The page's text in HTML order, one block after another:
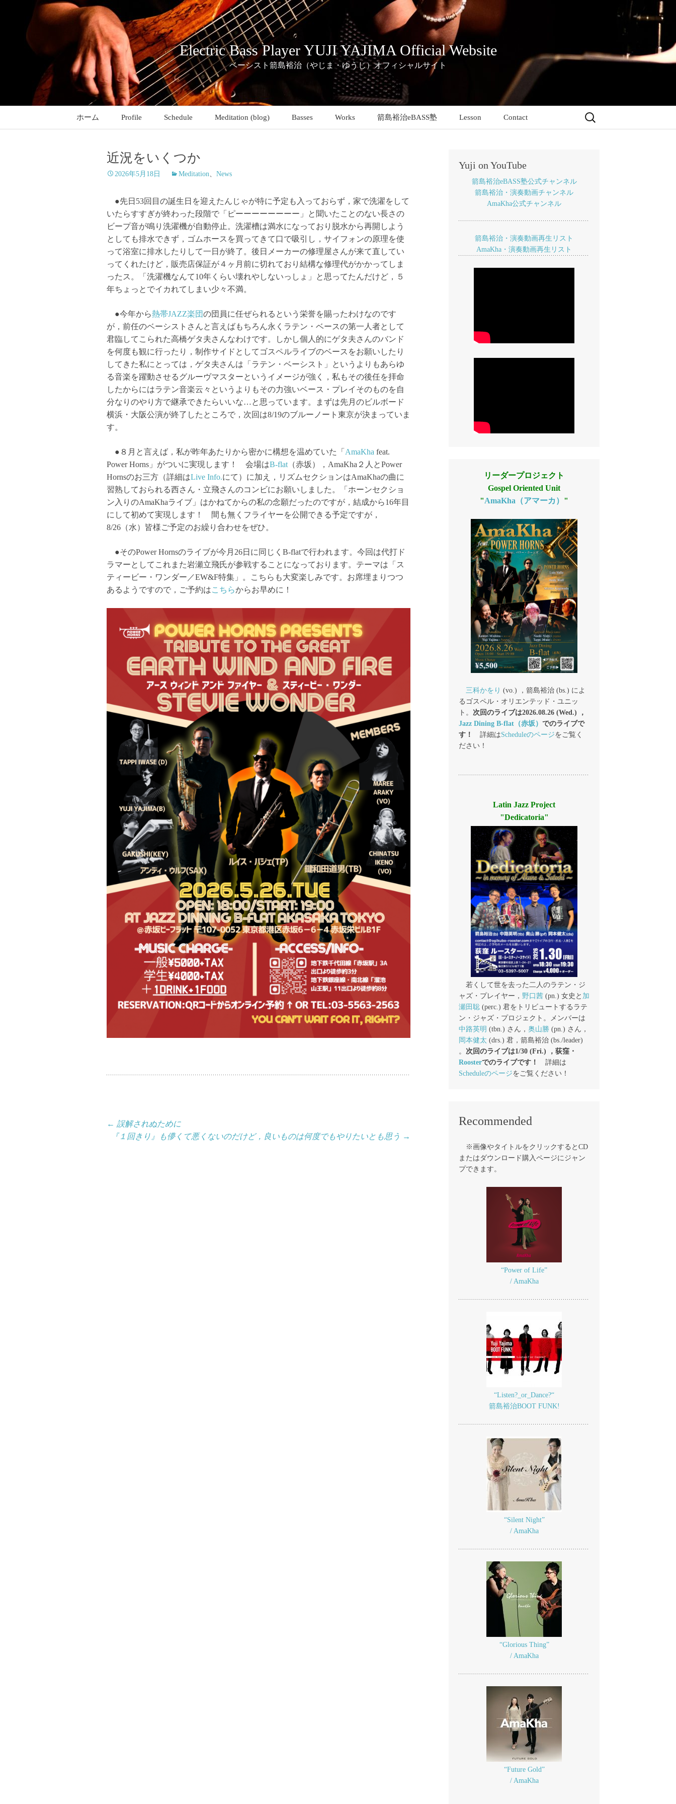
ッ
Electric Bass Player YUJI YAJIMA Official Website
ベーシスト箭島裕治（やじま・ゆうじ）オフィシャルサイト
ホーム Profile Schedule Meditation (blog) Basses Works 箭島裕治eBASS塾 Lesson Contact
検
近況をいくつか
2026年5月18日 Meditation、 News
●先日53回目の誕生日を迎えたんじゃが特に予定も入っておらず，家で洗濯をして
いたらすすぎが終わった段階で「ピーーーーーーーー」と聞いたことのない長さの
ビープ音が鳴り洗濯機が自動停止。洗濯槽は満水になっており脱水から再開しよう
としても排水できず，ゴムホースを買ってきて口で吸引し，サイフォンの原理を使
って浴室に排水したりして一日が終了。後日メーカーの修理屋さんが来て直してい
ってくれたけど，販売店保証が４ヶ月前に切れており結構な修理代がかかってしま
ったス。「洗濯機なんて10年くらい壊れやしないっしょ」と思ってたんだけど，５
年ちょっとでイカれてしまい少々不満。
●今年から熱帯JAZZ楽団の団員に任ぜられるという栄誉を賜ったわけなのです
が，前任のベーシストさんと言えばもちろん永くラテン・ベースの第一人者として
君臨してこられた高橋ゲタ夫さんなわけです。しかし個人的にゲタ夫さんのバンド
を何度も観に行ったり，制作サイドとしてゴスペルライブのベースをお願いしたり
してきた私にとっては，ゲタ夫さんは「ラテン・ベーシスト」というよりもあらゆ
る音楽を躍動させるグルーヴマスターというイメージが強く，私もその後任を拝命
したからにはラテン音楽云々というよりもその力強いベース・プレイそのものを自
分なりのやり方で継承できたらいいな…と思っています。まずは先月のビルボード
横浜・大阪公演が終了したところで，次回は8/19のブルーノート東京が決まっていま
す。
●８月と言えば，私が昨年あたりから密かに構想を温めていた「 AmaKha feat.
Power Horns」がついに実現します！ 会場はB-flat （赤坂），AmaKha２人とPower
Hornsのお三方（詳細はLive Info.にて）に加え，リズムセクションはAmaKhaの曲に
習熟しておられる西さん・立飛さんのコンビにお願いしました。「ホーンセクショ
ン入りのAmaKhaライブ」はかねてからの私の念願だったのですが，結成から16年目
にして初めて実現します！ 間も無くフライヤーを公開できる予定ですが，
8/26（水）皆様ご予定のお繰り合わせをぜひ。
●そのPower Hornsのライブが今月26日に同じくB-flatで行われます。今回は代打ド
ラマーとしてこれまた岩瀬立飛氏が参戦することになっております。テーマは「ス
ティービー・ワンダー／EW&F特集」。こちらも大変楽しみです。お席埋まりつつ
あるようですので，ご予約はこちらからお早めに！
← 誤解されぬために
『１回きり』も儚くて悪くないのだけど，良いものは何度でもやりたいとも思う →
Yuji on YouTube
箭島裕治eBASS塾公式チャンネル
箭島裕治・演奏動画チャンネル
AmaKha公式チャンネル
箭島裕治・演奏動画再生リスト
AmaKha・演奏動画再生リスト
リーダープロジェクト
Gospel Oriented Unit
"AmaKha（アマーカ） "
三科かをり (vo.) ，箭島裕治 (bs.) によ
るゴスペル・オリエンテッド・ユニッ
ト。 次回のライブは2026.08.26 (Wed.) ，
Jazz Dining B-flat（赤坂） でのライブで
す！
詳細はScheduleのページをご覧く
ださい！
Latin Jazz Project
"Dedicatoria"
若くして世を去った二人のラテン・ジ
ャズ・プレイヤー， 野口茜 (pn.) 女史と 加
瀬田聡 (perc.) 君をトリビュートするラテ
ン・ジャズ・プロジェクト。メンバーは
中路英明 (tbn.) さん， 奥山勝 (pn.) さん，
岡本健太 (drs.) 君，箭島裕治 (bs./leader)
。 次回のライブは1/30 (Fri.) ，荻窪・
Roosterでのライブです！
詳細は
Scheduleのページをご覧ください！
Recommended
※画像やタイトルをクリックするとCD
またはダウンロード購入ページにジャン
プできます。
“Power of Life”
/ AmaKha
“Listen?_or_Dance?“
箭島裕治BOOT FUNK!
“Silent Night”
/ AmaKha
“Glorious Thing”
/ AmaKha
“Future Gold”
/ AmaKha